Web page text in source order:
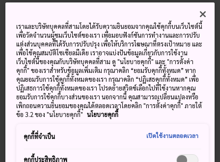
เราและบริษัทบุคคลที่สามโดยได้รับความยินยอมจากคุณใช้คุกกี้บนเว็บไซต์นี้
เพื่อวัดจำนวนผู้ชมเว็บไซต์ของเรา เพื่อมอบฟังก์ชันการทำงานและการปรับ
แต่งส่วนบุคคลที่ได้รับการปรับปรุง เพื่อให้บริการโฆษณาที่ตรงเป้าหมาย และ
เพื่อใช้คุณสมบัติโซเชียลมีเดีย เราอาจแบ่งปันข้อมูลเกี่ยวกับการใช้งาน
เว็บไซต์นี้ของคุณกับบริษัทบุคคลที่สาม ดู "นโยบายคุกกี้" และ "การตั้งค่า
คุกกี้" ของเราสำหรับข้อมูลเพิ่มเติม กรุณาคลิก “ยอมรับคุกกี้ทั้งหมด” หาก
คุณยอมรับการใช้คุกกี้ทั้งหมดของเรา กรุณาคลิก “ปฏิเสธคุกกี้ทั้งหมด” เพื่อ
ปฏิเสธการใช้คุกกี้ทั้งหมดของเรา โปรดย้ายสวิตช์เลือกไปที่ใช้งานหากคุณ
ยอมรับการใช้คุกกี้บางส่วนของเรา นอกจากนี้ คุณสามารถเปลี่ยนแปลงหรือ
เพิกถอนความยินยอมของคุณได้ตลอดเวลาโดยคลิก "การตั้งค่าคุกกี้" ภายใต้
ข้อ 3.2 ของ "นโยบายคุกกี้" นโยบายคุกกี้
คุกกี้ที่จำเป็น เปิดใช้งานตลอดเวลา
คุกกี้ประสิทธิภาพ